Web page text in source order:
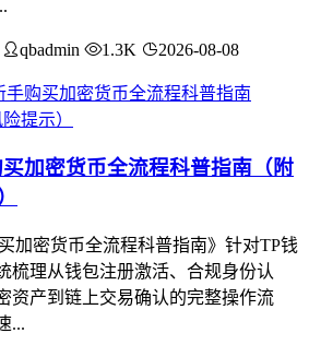
qbadmin 1.3K 2026-08-08
加密货币全流程科普指南（附
加密货币全流程科普指南》针对TP钱
梳理从钱包注册激活、合规身份认
资产到链上交易确认的完整操作流
...